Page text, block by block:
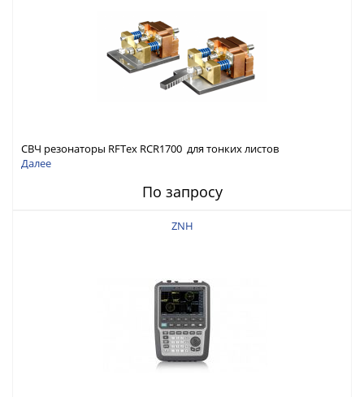
СВЧ резонаторы RFTex RCR1700 для тонких листов
Далее
По запросу
ZNH